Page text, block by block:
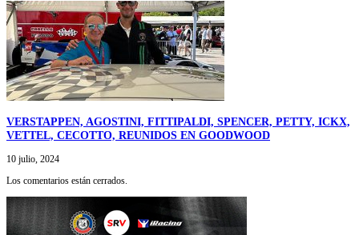
VERSTAPPEN, AGOSTINI, FITTIPALDI, SPENCER, PETTY, ICKX,
VETTEL, CECOTTO, REUNIDOS EN GOODWOOD
10 julio, 2024
Los comentarios están cerrados.